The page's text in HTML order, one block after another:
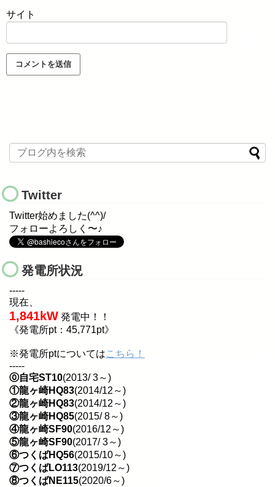
サイト
Twitter
Twitter始めました(^^)/
フォローよろしく〜♪
発電所状況
-----
現在、
1,841kW 発電中！！
《発電所pt：45,771pt》
※発電所ptについてはこちら！
-----
⓪自宅ST10(2013/ 3～)
①龍ヶ崎HQ83(2014/12～)
②龍ヶ崎HQ83(2014/12～)
③龍ヶ崎HQ85(2015/ 8～)
④龍ヶ崎SF90(2016/12～)
⑤龍ヶ崎SF90(2017/ 3～)
⑥つくばHQ56(2015/10～)
⑦つくばLO113(2019/12～)
⑧つくばNE115(2020/6～)